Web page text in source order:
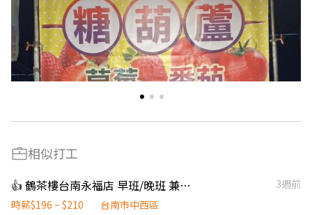
相似打工
👍 鶴茶樓台南永福店 早班/晚班 兼職 PT工讀 計時人員
3週前
時薪$196 ~ $210
台南市中西區